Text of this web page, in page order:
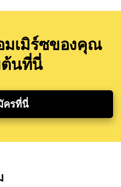
มเมิร์ซของคุณ
ต้นที่นี่
ครที่นี่